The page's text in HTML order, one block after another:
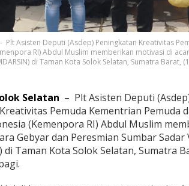
Plt Asisten Deputi (Asdep) Peningkatan Kreativitas
RI) Abdul Muslim memberikan motivasi di
di Taman Kota Solok Selatan, Sumatra
Selatan – Plt Asisten Deputi
Pemuda Kementrian Pemuda
(Kemenpora RI) Abdul Muslim
Gebyar dan Peresmian Sumbar Sadar
di Taman Kota Solok Selatan, Sumatra